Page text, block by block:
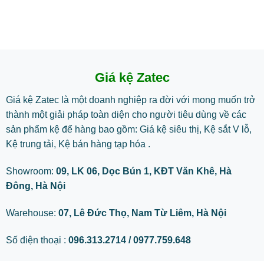
Giá kệ Zatec
Giá kệ Zatec là một doanh nghiệp ra đời với mong muốn trở
thành một giải pháp toàn diện cho người tiêu dùng về các
sản phẩm kệ để hàng bao gồm: Giá kệ siêu thị, Kệ sắt V lỗ,
Kệ trung tải, Kệ bán hàng tạp hóa .
Showroom: 09, LK 06, Dọc Bún 1, KĐT Văn Khê, Hà
Đông, Hà Nội
Warehouse: 07, Lê Đức Thọ, Nam Từ Liêm, Hà Nội
Số điện thoại : 096.313.2714 / 0977.759.648